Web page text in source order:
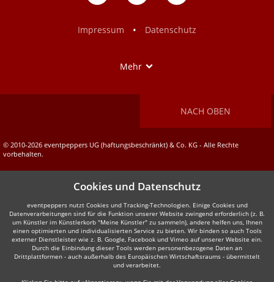
Impressum
• Datenschutz
Mehr
NACH OBEN
© 2010-2026 eventpeppers UG (haftungsbeschränkt) & Co. KG - Alle Rechte
vorbehalten.
Cookies und Datenschutz
eventpeppers nutzt Cookies und Tracking-Technologien. Einige Cookies und
Datenverarbeitungen sind für die Funktion unserer Website zwingend erforderlich (z. B.
um Künstler im Künstlerkorb "Meine Künstler" zu sammeln), andere helfen uns, Ihnen
einen optimierten und individualisierten Service zu bieten. Wir binden so auch Tools
externer Dienstleister wie z. B. Google, Facebook und Vimeo auf unserer Website ein.
Durch die Einbindung dieser Tools werden personenbezogene Daten an
Drittplattformen - auch außerhalb des Europäischen Wirtschaftsraums - übermittelt
und verarbeitet.